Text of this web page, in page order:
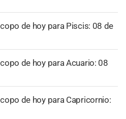
de hoy para Piscis: 08 de
de hoy para Acuario: 08
de hoy para Capricornio: